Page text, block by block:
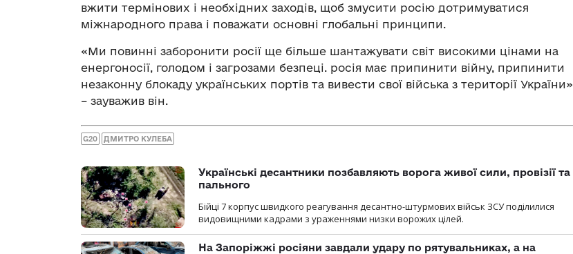
вжити термінових і необхідних заходів, щоб змусити росію дотримуватися
міжнародного права і поважати основні глобальні принципи.
«Ми повинні заборонити росії ще більше шантажувати світ високими цінами на
енергоносії, голодом і загрозами безпеці. росія має припинити війну, припинити
незаконну блокаду українських портів та вивести свої війська з території України»,
– зауважив він.
G20 ДМИТРО КУЛЕБА
Українські десантники позбавляють ворога живої сили, провізії та
пального
Бійці 7 корпус швидкого реагування десантно-штурмових військ ЗСУ поділилися
видовищними кадрами з ураженнями низки ворожих цілей.
На Запоріжжі росіяни завдали удару по рятувальниках, а на